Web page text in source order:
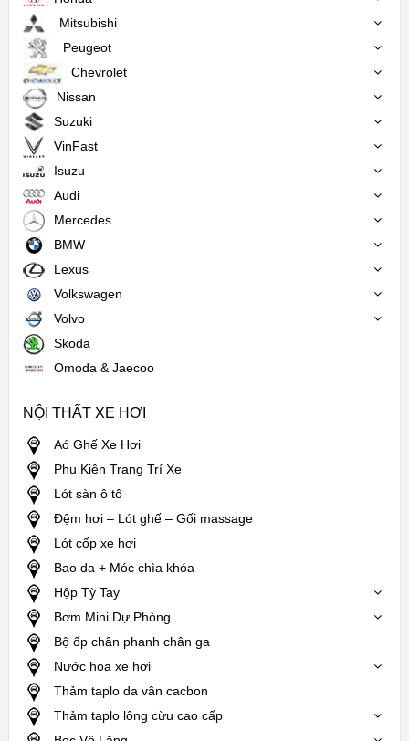
Mitsubishi
Peugeot
Chevrolet
Nissan
Suzuki
VinFast
Isuzu
Audi
Mercedes
BMW
Lexus
Volkswagen
Volvo
Skoda
Omoda & Jaecoo
NỘI THẤT XE HƠI
Aó Ghế Xe Hơi
Phụ Kiện Trang Trí Xe
Lót sàn ô tô
Đệm hơi – Lót ghế – Gối massage
Lót cốp xe hơi
Bao da + Móc chìa khóa
Hộp Tỳ Tay
Bơm Mini Dự Phòng
Bộ ốp chân phanh chân ga
Nước hoa xe hơi
Thảm taplo da vân cacbon
Thảm taplo lông cừu cao cấp